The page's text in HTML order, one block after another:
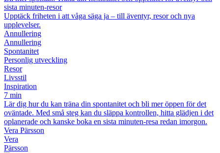
sista minuten-resor
Upptäck friheten i att våga säga ja – till äventyr, resor och nya
upplevelser.
Annullering
Annullering
Spontanitet
Personlig utveckling
Resor
Livsstil
Inspiration
7 min
Lär dig hur du kan träna din spontanitet och bli mer öppen för det
oväntade. Med små steg kan du släppa kontrollen, hitta glädjen i det
oplanerade och kanske boka en sista minuten-resa redan imorgon.
Vera Pärsson
Vera
Pärsson